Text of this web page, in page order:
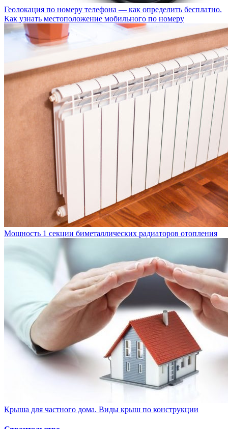
Геолокация по номеру телефона — как определить бесплатно.
Как узнать местоположение мобильного по номеру
Мощность 1 секции биметаллических радиаторов отопления
Крыша для частного дома. Виды крыш по конструкции